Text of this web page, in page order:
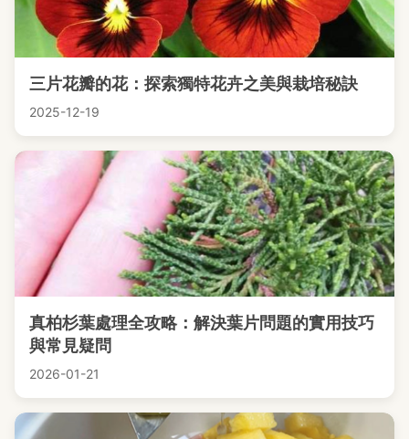
三片花瓣的花：探索獨特花卉之美與栽培秘訣
2025-12-19
真柏杉葉處理全攻略：解決葉片問題的實用技巧
與常見疑問
2026-01-21